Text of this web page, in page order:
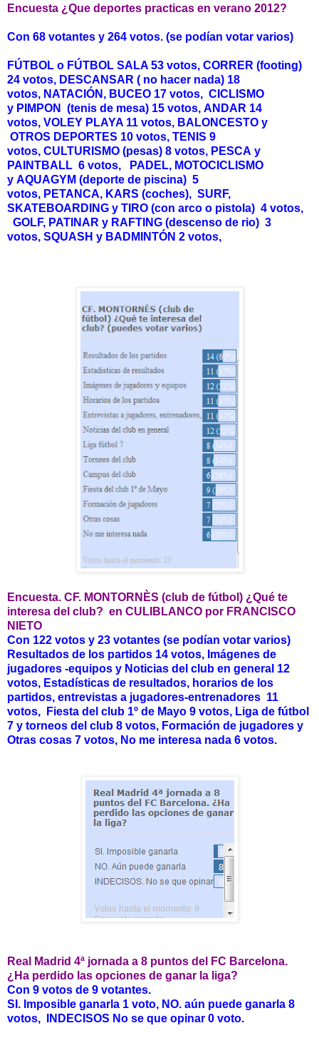
Encuesta ¿Que deportes practicas en verano 2012?
Con 68 votantes y 264 votos. (se podían votar varios)
FÚTBOL o FÚTBOL SALA 53 votos, CORRER (footing)
24 votos, DESCANSAR ( no hacer nada) 18
votos, NATACIÓN, BUCEO 17 votos, CICLISMO
y PIMPON (tenis de mesa) 15 votos, ANDAR 14
votos, VOLEY PLAYA 11 votos, BALONCESTO y
OTROS DEPORTES 10 votos, TENIS 9
votos, CULTURISMO (pesas) 8 votos, PESCA y
PAINTBALL 6 votos, PADEL, MOTOCICLISMO
y AQUAGYM (deporte de piscina) 5
votos, PETANCA, KARS (coches), SURF,
SKATEBOARDING y TIRO (con arco o pistola) 4 votos,
GOLF, PATINAR y RAFTING (descenso de rio) 3
votos, SQUASH y BADMINTÓN 2 votos,
Encuesta. CF. MONTORNÈS (club de fútbol) ¿Qué te
interesa del club? en CULIBLANCO por FRANCISCO
NIETO
Con 122 votos y 23 votantes (se podían votar varios)
Resultados de los partidos 14 votos, Imágenes de
jugadores -equipos y Noticias del club en general 12
votos, Estadísticas de resultados, horarios de los
partidos, entrevistas a jugadores-entrenadores 11
votos, Fiesta del club 1º de Mayo 9 votos, Liga de fútbol
7 y torneos del club 8 votos, Formación de jugadores y
Otras cosas 7 votos, No me interesa nada 6 votos.
Real Madrid 4ª jornada a 8 puntos del FC Barcelona.
¿Ha perdido las opciones de ganar la liga?
Con 9 votos de 9 votantes.
SI. Imposible ganarla 1 voto, NO. aún puede ganarla 8
votos, INDECISOS No se que opinar 0 voto.